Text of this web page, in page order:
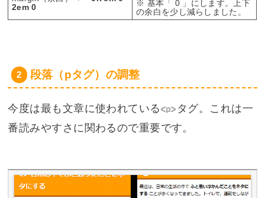
2em 0
※ 基本「 0 」にします。上下
の余白を少し減らしました。
段落（pタグ）の調整
今度は最も文章に使われている<p> タグ。これは一
番読みやすさに関わるので重要です。